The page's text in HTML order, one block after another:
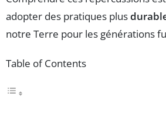
adopter des pratiques plus
notre Terre pour les générations
Table of Contents